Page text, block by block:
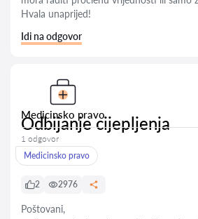
Hvala unaprijed!
Idi na odgovor
Medicinsko pravo
Odbijanje cijepljenja
1 odgovor
Medicinsko pravo
2 2976
Poštovani,